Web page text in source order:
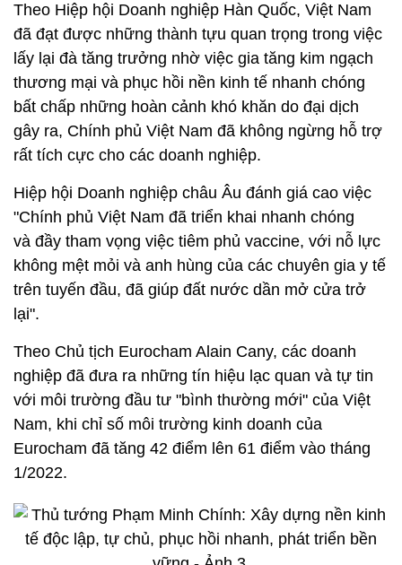
Theo Hiệp hội Doanh nghiệp Hàn Quốc, Việt Nam
đã đạt được những thành tựu quan trọng trong việc
lấy lại đà tăng trưởng nhờ việc gia tăng kim ngạch
thương mại và phục hồi nền kinh tế nhanh chóng
bất chấp những hoàn cảnh khó khăn do đại dịch
gây ra, Chính phủ Việt Nam đã không ngừng hỗ trợ
rất tích cực cho các doanh nghiệp.
Hiệp hội Doanh nghiệp châu Âu đánh giá cao việc
"Chính phủ Việt Nam đã triển khai nhanh chóng
và đầy tham vọng việc tiêm phủ vaccine, với nỗ lực
không mệt mỏi và anh hùng của các chuyên gia y tế
trên tuyến đầu, đã giúp đất nước dần mở cửa trở
lại".
Theo Chủ tịch Eurocham Alain Cany, các doanh
nghiệp đã đưa ra những tín hiệu lạc quan và tự tin
với môi trường đầu tư "bình thường mới" của Việt
Nam, khi chỉ số môi trường kinh doanh của
Eurocham đã tăng 42 điểm lên 61 điểm vào tháng
1/2022.